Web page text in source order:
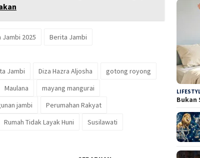
Jambi 2025
Berita Jambi
Jambi
Diza Hazra Aljosha
gotong royong
Maulana
mayang mangurai
jambi
Perumahan Rakyat
Rumah Tidak Layak Huni
Susilawati
Bukan